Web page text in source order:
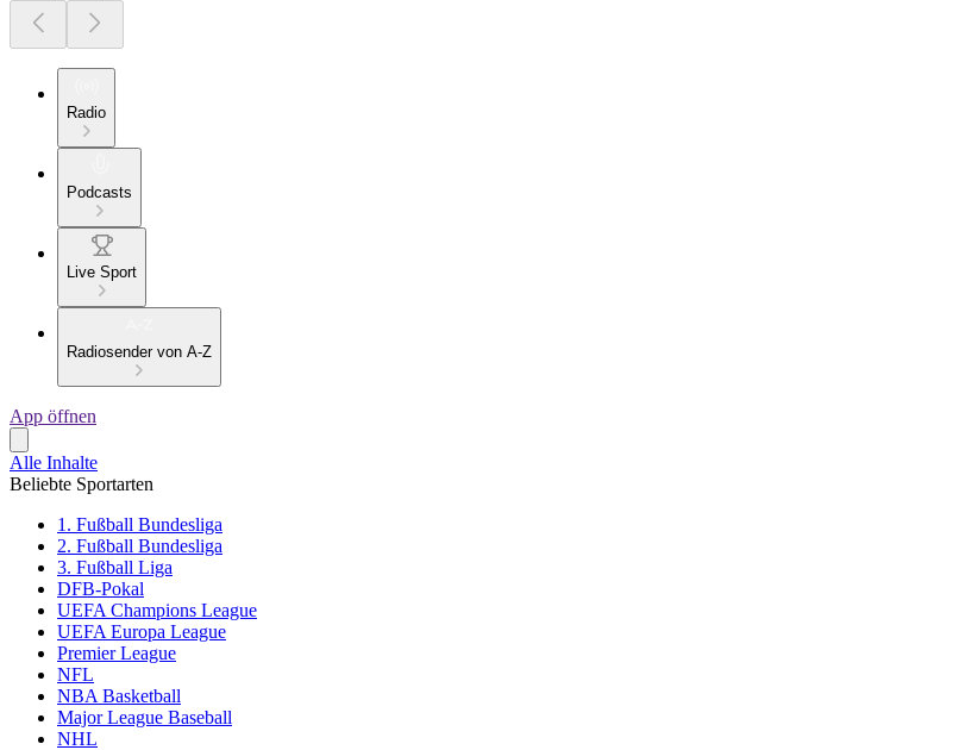
Radio
Podcasts
Live Sport
Radiosender von A-Z
App öffnen
Alle Inhalte
Beliebte Sportarten
1. Fußball Bundesliga
2. Fußball Bundesliga
3. Fußball Liga
DFB-Pokal
UEFA Champions League
UEFA Europa League
Premier League
NFL
NBA Basketball
Major League Baseball
NHL